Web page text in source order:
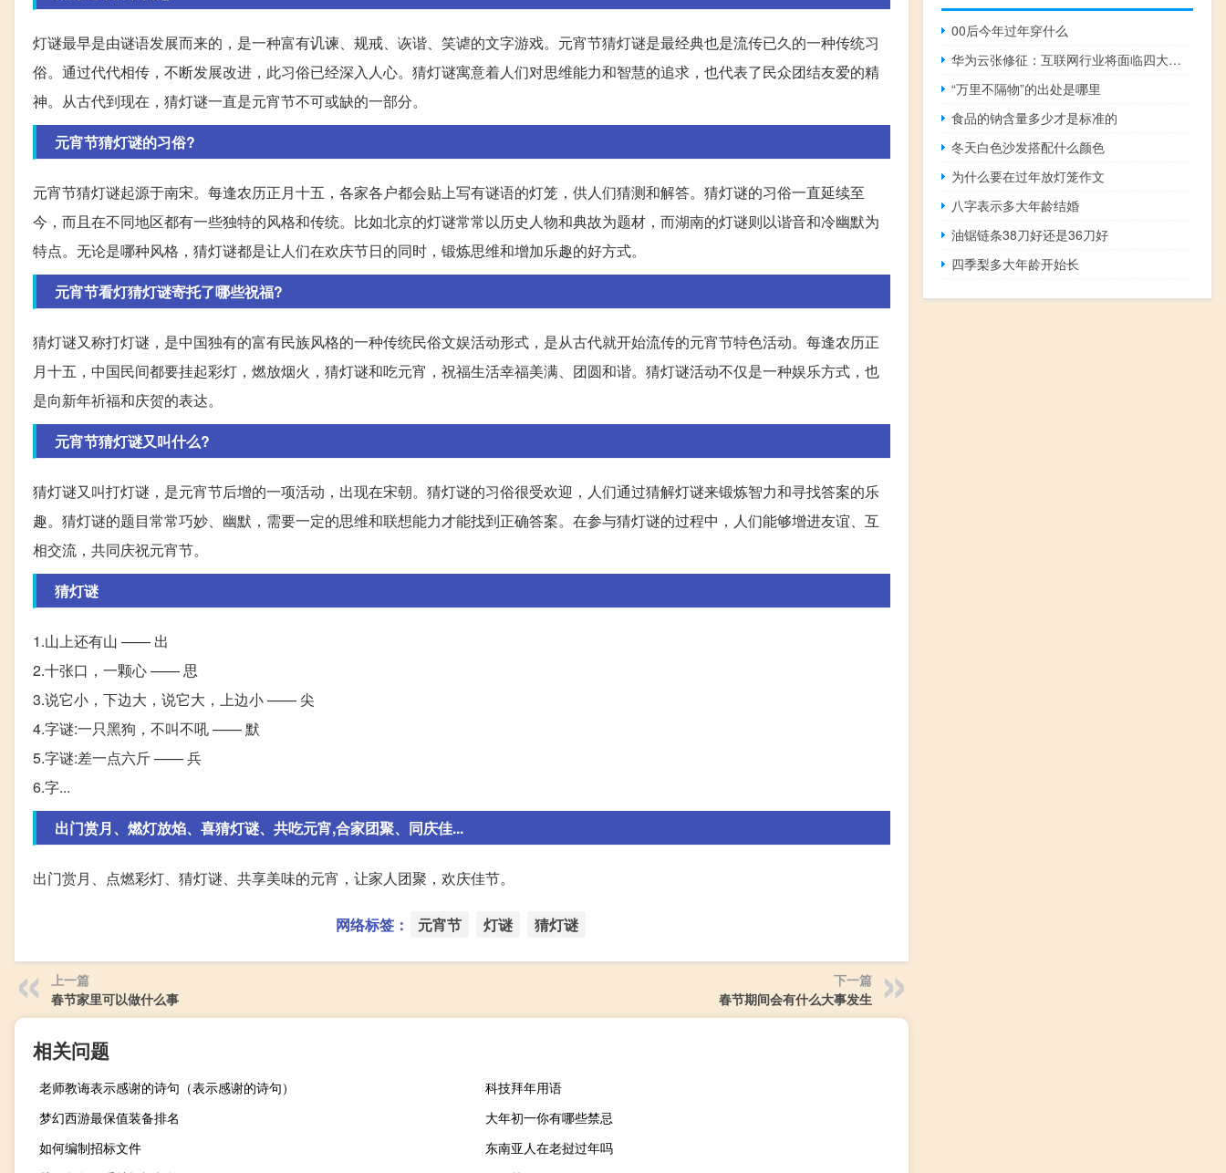
灯谜最早是由谜语发展而来的，是一种富有讥谏、规戒、诙谐、笑谑的文字游戏。元宵节猜灯谜是最经典也是流传已久的一种传统习
俗。通过代代相传，不断发展改进，此习俗已经深入人心。猜灯谜寓意着人们对思维能力和智慧的追求，也代表了民众团结友爱的精
神。从古代到现在，猜灯谜一直是元宵节不可或缺的一部分。
元宵节猜灯谜的习俗?
元宵节猜灯谜起源于南宋。每逢农历正月十五，各家各户都会贴上写有谜语的灯笼，供人们猜测和解答。猜灯谜的习俗一直延续至
今，而且在不同地区都有一些独特的风格和传统。比如北京的灯谜常常以历史人物和典故为题材，而湖南的灯谜则以谐音和冷幽默为
特点。无论是哪种风格，猜灯谜都是让人们在欢庆节日的同时，锻炼思维和增加乐趣的好方式。
元宵节看灯猜灯谜寄托了哪些祝福?
猜灯谜又称打灯谜，是中国独有的富有民族风格的一种传统民俗文娱活动形式，是从古代就开始流传的元宵节特色活动。每逢农历正
月十五，中国民间都要挂起彩灯，燃放烟火，猜灯谜和吃元宵，祝福生活幸福美满、团圆和谐。猜灯谜活动不仅是一种娱乐方式，也
是向新年祈福和庆贺的表达。
元宵节猜灯谜又叫什么?
猜灯谜又叫打灯谜，是元宵节后增的一项活动，出现在宋朝。猜灯谜的习俗很受欢迎，人们通过猜解灯谜来锻炼智力和寻找答案的乐
趣。猜灯谜的题目常常巧妙、幽默，需要一定的思维和联想能力才能找到正确答案。在参与猜灯谜的过程中，人们能够增进友谊、互
相交流，共同庆祝元宵节。
猜灯谜
1.山上还有山 —— 出
2.十张口，一颗心 —— 思
3.说它小，下边大，说它大，上边小 —— 尖
4.字谜:一只黑狗，不叫不吼 —— 默
5.字谜:差一点六斤 —— 兵
6.字...
出门赏月、燃灯放焰、喜猜灯谜、共吃元宵,合家团聚、同庆佳...
出门赏月、点燃彩灯、猜灯谜、共享美味的元宵，让家人团聚，欢庆佳节。
网络标签： 元宵节 灯谜 猜灯谜
上一篇
春节家里可以做什么事
下一篇
春节期间会有什么大事发生
相关问题
老师教诲表示感谢的诗句（表示感谢的诗句）
科技拜年用语
梦幻西游最保值装备排名
大年初一你有哪些禁忌
如何编制招标文件
东南亚人在老挝过年吗
00后今年过年穿什么
华为云张修征：互联网行业将面临四大企业增长极限突破点
“万里不隔物”的出处是哪里
食品的钠含量多少才是标准的
冬天白色沙发搭配什么颜色
为什么要在过年放灯笼作文
八字表示多大年龄结婚
油锯链条38刀好还是36刀好
四季梨多大年龄开始长